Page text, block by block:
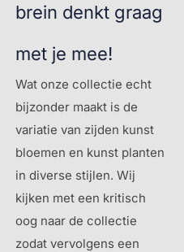
brein denkt graag
met je mee!
Wat onze collectie echt
bijzonder maakt is de
variatie van zijden kunst
bloemen en kunst planten
in diverse stijlen. Wij
kijken met een kritisch
oog naar de collectie
zodat vervolgens een